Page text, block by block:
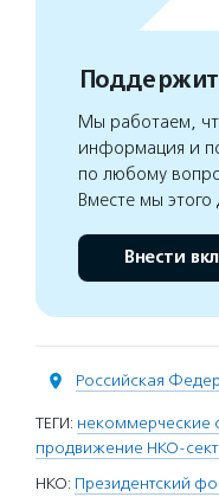
Мы работаем,
информация и
по любому
Вместе мы этого
Внести
Российская
ТЕГИ: некоммерческие
продвижение НКО-
НКО: Президентский